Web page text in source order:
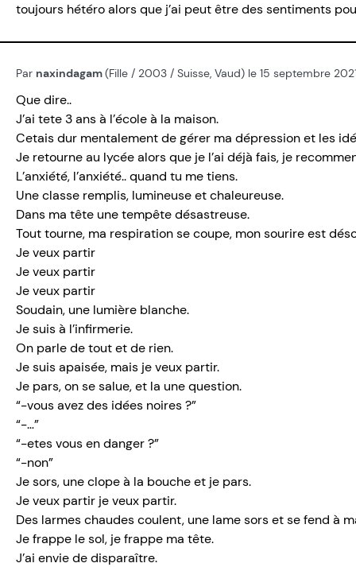
toujours hétéro alors que j’ai peut être des sentiments
Par naxindagam(Fille / 2003 / Suisse, Vaud) le 15 septembre
Que dire..
J’ai tete 3 ans à l’école à la maison.
Cetais dur mentalement de gérer ma dépression et les
Je retourne au lycée alors que je l’ai déjà fais, je
L’anxiété, l’anxiété.. quand tu me tiens.
Une classe remplis, lumineuse et chaleureuse.
Dans ma tête une tempête désastreuse.
Tout tourne, ma respiration se coupe, mon sourire est
Je veux partir
Je veux partir
Je veux partir
Soudain, une lumière blanche.
Je suis à l’infirmerie.
On parle de tout et de rien.
Je suis apaisée, mais je veux partir.
Je pars, on se salue, et la une question.
“-vous avez des idées noires ?”
“-…”
“-etes vous en danger ?”
“-non”
Je sors, une clope à la bouche et je pars.
Je veux partir je veux partir.
Des larmes chaudes coulent, une lame sors et se fend à
Je frappe le sol, je frappe ma tête.
J’ai envie de disparaître.